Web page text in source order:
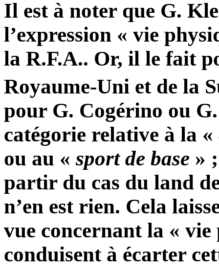
Il est à noter que G.
l’expression « vie
la R.F.A.. Or, il le fait
Royaume-Uni et de la
pour G. Cogérino ou
catégorie relative à la «
ou au «sport de base »
partir du cas du land
n’en est rien. Cela
vue concernant la « vie
conduisent à écarter